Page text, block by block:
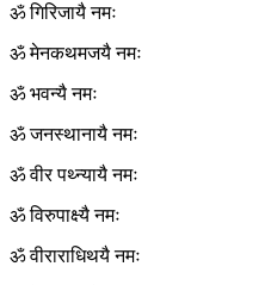
ॐ गिरिजायै नमः
ॐ मेनकथमजयै नमः
ॐ भवन्यै नमः
ॐ जनस्थानायै नमः
ॐ वीर पथ्न्यायै नमः
ॐ विरुपाक्ष्यै नमः
ॐ वीराराधिथयै नमः